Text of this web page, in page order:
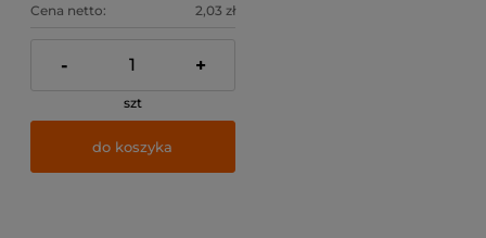
Cena netto:
2,03 zł
- +
szt
do koszyka